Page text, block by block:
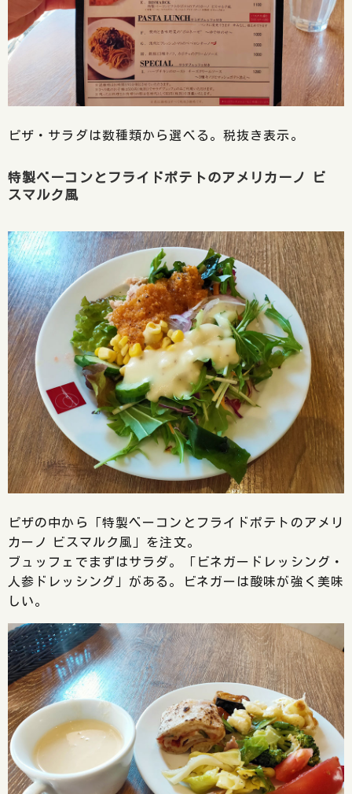
ピザ・サラダは数種類から選べる。税抜き表示。
特製ベーコンとフライドポテトのアメリカーノ ビ
スマルク風
ピザの中から「特製ベーコンとフライドポテトのアメリ
カーノ ビスマルク風」を注文。
ブュッフェでまずはサラダ。「ビネガードレッシング・
人参ドレッシング」がある。ビネガーは酸味が強く美味
しい。